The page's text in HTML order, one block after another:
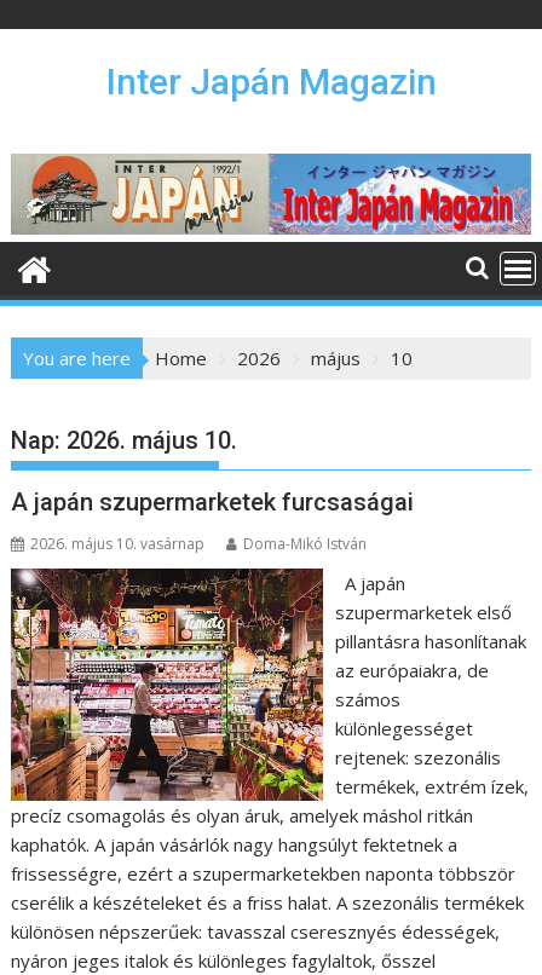
n
e
Inter Japán Magazin
You are here Home 2026 május 10
Nap: 2026. május 10.
A japán szupermarketek furcsaságai
2026. május 10. vasárnap Doma-Mikó István
A japán
szupermarketek első
pillantásra hasonlítanak
az európaiakra, de
számos
különlegességet
rejtenek: szezonális
termékek, extrém ízek,
precíz csomagolás és olyan áruk, amelyek máshol ritkán
kaphatók. A japán vásárlók nagy hangsúlyt fektetnek a
frissességre, ezért a szupermarketekben naponta többször
cserélik a készételeket és a friss halat. A szezonális termékek
különösen népszerűek: tavasszal cseresznyés édességek,
nyáron jeges italok és különleges fagylaltok, ősszel